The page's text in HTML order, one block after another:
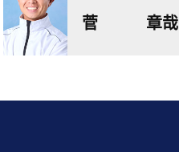
菅 章哉